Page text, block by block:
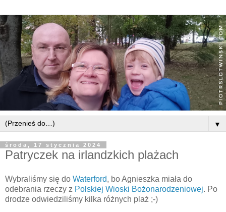
▼
środa, 17 stycznia 2024
Patryczek na irlandzkich plażach
Wybraliśmy się do Waterford, bo Agnieszka miała do
odebrania rzeczy z Polskiej Wioski Bożonarodzeniowej. Po
drodze odwiedziliśmy kilka różnych plaż ;-)